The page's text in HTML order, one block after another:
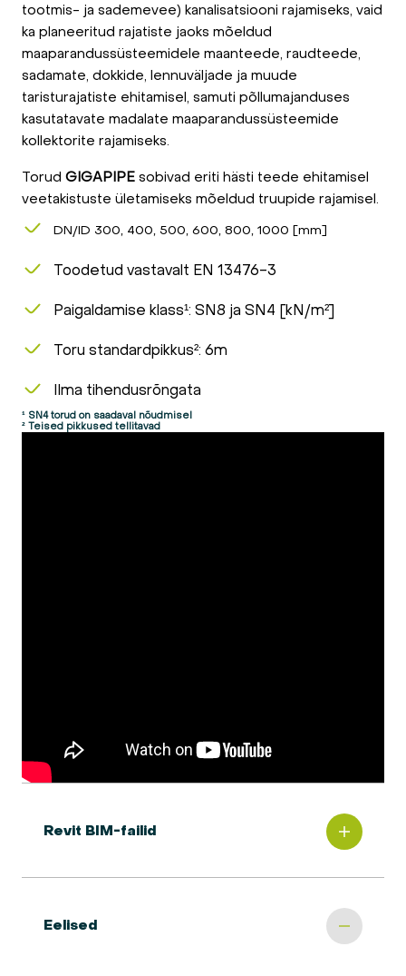
tootmis- ja sademevee) kanalisatsiooni rajamiseks, vaid
ka planeeritud rajatiste jaoks mõeldud
maaparandussüsteemidele maanteede, raudteede,
sadamate, dokkide, lennuväljade ja muude
taristurajatiste ehitamisel, samuti põllumajanduses
kasutatavate madalate maaparandussüsteemide
kollektorite rajamiseks.
Torud GIGAPIPE sobivad eriti hästi teede ehitamisel
veetakistuste ületamiseks mõeldud truupide rajamisel.
DN/ID 300, 400, 500, 600, 800, 1000 [mm]
Toodetud vastavalt EN 13476-3
Paigaldamise klass¹: SN8 ja SN4 [kN/m²]
Toru standardpikkus²: 6m
Ilma tihendusrõngata
¹ SN4 torud on saadaval nõudmisel
² Teised pikkused tellitavad
Revit BIM-failid
Eelised